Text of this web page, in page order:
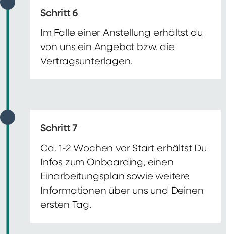
Schritt 6
Im Falle einer Anstellung erhältst du
von uns ein Angebot bzw. die
Vertragsunterlagen.
Schritt 7
Ca. 1-2 Wochen vor Start erhältst Du
Infos zum Onboarding, einen
Einarbeitungsplan sowie weitere
Informationen über uns und Deinen
ersten Tag.